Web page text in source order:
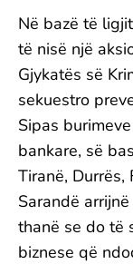
Në bazë të
të nisë një
Gjykatës së
sekuestro
Sipas
bankare, së
Tiranë, Durrës,
Sarandë
thanë se do të
biznese që